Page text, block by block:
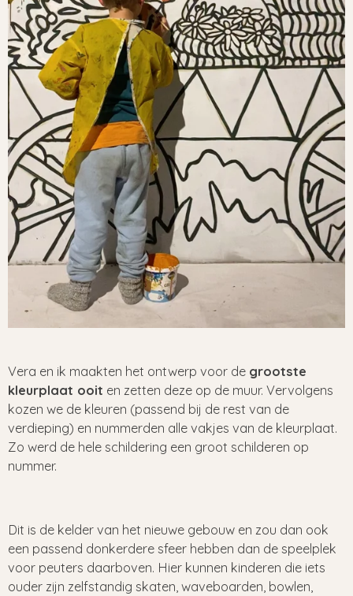
Vera en ik maakten het ontwerp voor de grootste
kleurplaat ooit en zetten deze op de muur. Vervolgens
kozen we de kleuren (passend bij de rest van de
verdieping) en nummerden alle vakjes van de kleurplaat.
Zo werd de hele schildering een groot schilderen op
nummer.
Dit is de kelder van het nieuwe gebouw en zou dan ook
een passend donkerdere sfeer hebben dan de speelplek
voor peuters daarboven. Hier kunnen kinderen die iets
ouder zijn zelfstandig skaten, waveboarden, bowlen,